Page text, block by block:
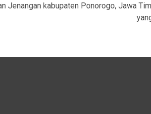
Jenangan kabupaten Ponorogo, Jawa